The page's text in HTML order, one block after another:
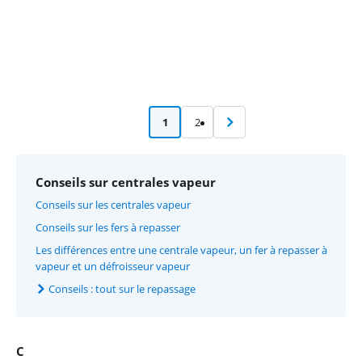
1 2
Conseils sur centrales vapeur
Conseils sur les centrales vapeur
Conseils sur les fers à repasser
Les différences entre une centrale vapeur, un fer à repasser à
vapeur et un défroisseur vapeur
Conseils : tout sur le repassage
C